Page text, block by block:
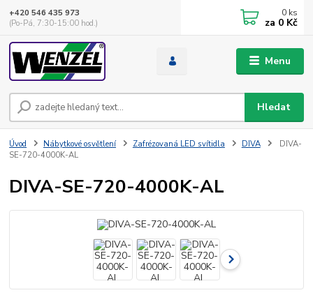
Menu
Hledat
+420 546 435 973
(Po-Pá, 7:30-15:00 hod.)
0 ks
za 0 Kč
Úvod Nábytkové osvětlení Zafrézovaná LED svítidla DIVA
DIVA-
SE-720-4000K-AL
DIVA-SE-720-4000K-AL